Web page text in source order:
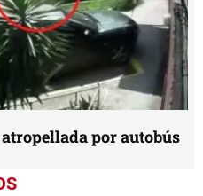
por autobús